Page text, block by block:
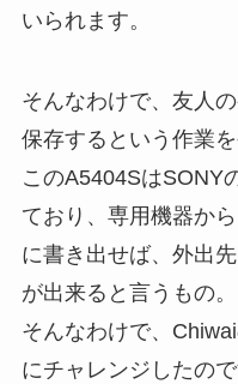
いられます。
そんなわけで、友人
保存するという作業を
このA5404SはSONY
ており、専用機器か
に書き出せば、外出
が出来ると言うもの。
そんなわけで、
にチャレンジしたの